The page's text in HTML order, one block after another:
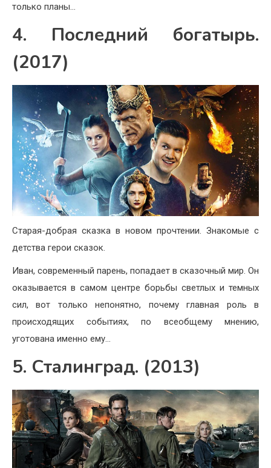
только планы…
4. Последний богатырь.
(2017)
Старая-добрая сказка в новом прочтении. Знакомые с
детства герои сказок.
Иван, современный парень, попадает в сказочный мир. Он
оказывается в самом центре борьбы светлых и темных
сил, вот только непонятно, почему главная роль в
происходящих событиях, по всеобщему мнению,
уготована именно ему…
5. Сталинград. (2013)